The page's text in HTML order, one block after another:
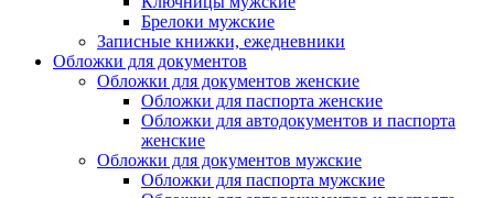
Брелоки мужские
Записные книжки, ежедневники
Обложки для документов
Обложки для документов женские
Обложки для паспорта женские
Обложки для автодокументов и паспорта
женские
Обложки для документов мужские
Обложки для паспорта мужские